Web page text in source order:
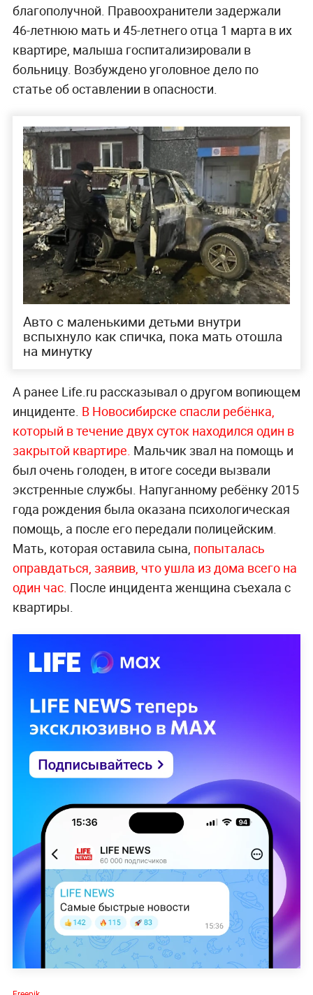
благополучной. Правоохранители задержали
46-летнюю мать и 45-летнего отца 1 марта в их
квартире, малыша госпитализировали в
больницу. Возбуждено уголовное дело по
статье об оставлении в опасности.
Авто с маленькими детьми внутри
вспыхнуло как спичка, пока мать отошла
на минутку
А ранее Life.ru рассказывал о другом вопиющем
инциденте. В Новосибирске спасли ребёнка,
который в течение двух суток находился один в
закрытой квартире. Мальчик звал на помощь и
был очень голоден, в итоге соседи вызвали
экстренные службы. Напуганному ребёнку 2015
года рождения была оказана психологическая
помощь, а после его передали полицейским.
Мать, которая оставила сына, попыталась
оправдаться, заявив, что ушла из дома всего на
один час. После инцидента женщина съехала с
квартиры.